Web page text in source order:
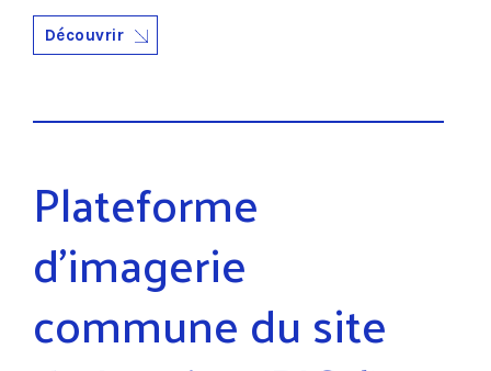
Découvrir
Plateforme
d’imagerie
commune du site